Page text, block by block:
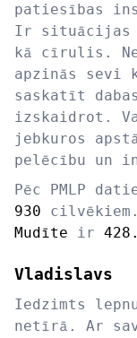
patiesības
Ir situācijas
kā cīrulis.
apzinās sevi
saskatīt
izskaidrot.
jebkuros
pelēcību un
Pēc PMLP
930
Mudīte ir 428.
Vladislavs
Iedzimts
netīrā. Ar